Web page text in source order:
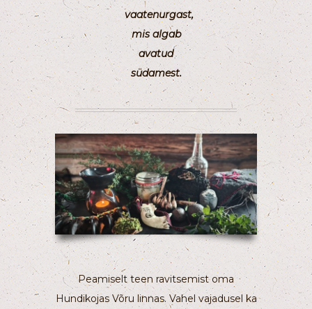
vaatenurgast,
mis algab
avatud
südamest.
Peamiselt teen ravitsemist oma
Hundikojas Võru linnas. Vahel vajadusel ka